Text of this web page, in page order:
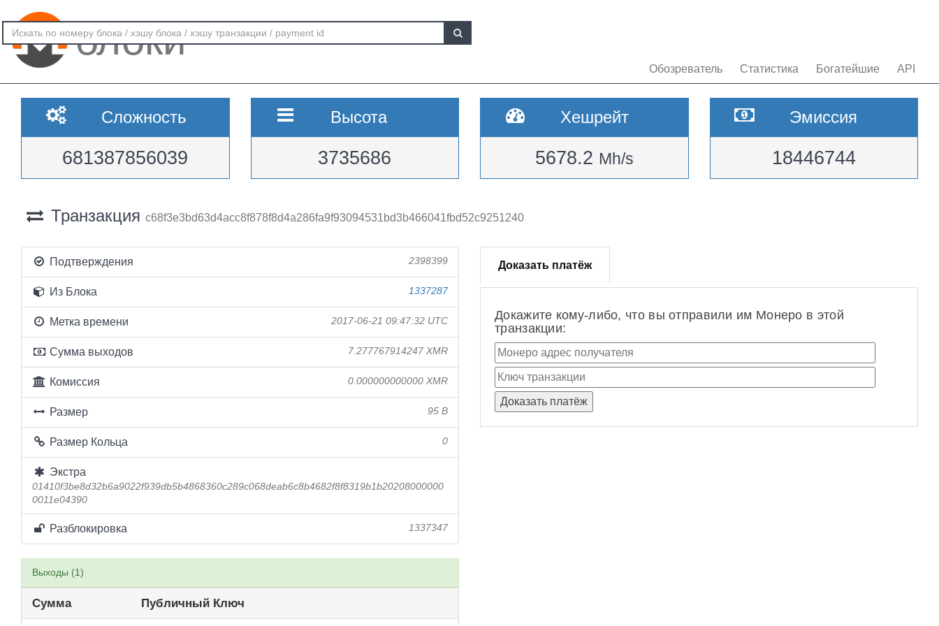
блоки
Обозреватель Статистика Богатейшие API
Сложность
681387856039
Высота
3735686
Хешрейт
5678.2 Mh/s
Эмиссия
18446744
Транзакция c68f3e3bd63d4acc8f878f8d4a286fa9f93094531bd3b466041fbd52c9251240
Подтверждения 2398399
Из Блока 1337287
Метка времени 2017-06-21 09:47:32 UTC
Сумма выходов 7.277767914247 XMR
Комиссия 0.000000000000 XMR
Размер 95 B
Размер Кольца 0
Экстра
01410f3be8d32b6a9022f939db5b4868360c289c068deab6c8b4682f8f8319b1b20208000000
0011e04390
Разблокировка 1337347
Доказать платёж
Докажите кому-либо, что вы отправили им Монеро в этой
транзакции:
Выходы (1)
Сумма Публичный Ключ